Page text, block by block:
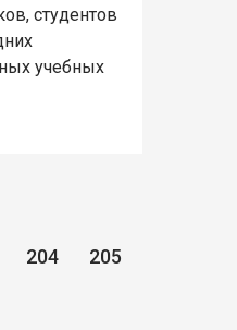
студентов
учебных
204
205